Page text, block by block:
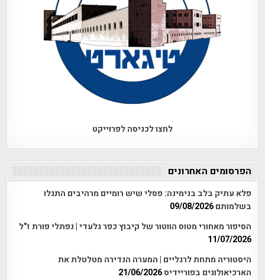
לחצו לכניסה לפרוייקט
הפרסומים האחרונים
פלא עתיק בלב בנימינה: פסלי שיש רומיים מרהיבים התגלו
בשלמותם 09/08/2026
הסיפור מאחורי מטוס הווטור של קיבוץ כפר גלעדי | נפתלי פורת ז"ל
11/07/2026
היסטוריה מתחת לרגליים | המערה הנדירה מטלטלת את
הארכיאולוגים בפוריידיס21/06/2026